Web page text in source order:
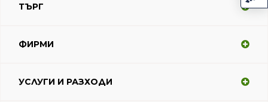
ТЪРГ
ФИРМИ
УСЛУГИ И РАЗХОДИ